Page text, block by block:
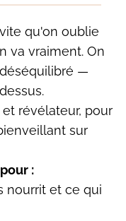
qu'on oublie
va vraiment. On
—
révélateur, pour
sur
:
nourrit et ce qui